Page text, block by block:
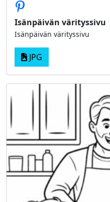
Isänpäivän värityssivu
Isänpäivän värityssivu
JPG